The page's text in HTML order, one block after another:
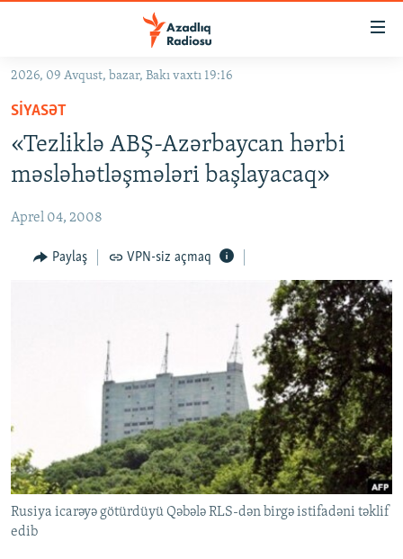
Əsas
qayıt
Əsas
naviqasiyaya
qayıt
Axtarışa
keç
GÜNDƏM
#İZAHLA
KORRUPSIOMETR
FƏRQƏ BAX
QANUNI DOĞRU
FOTOQALEREYA
KARIKATURA
AZƏRBAYCAN ƏDƏBIYYATI KITABXANASI
İSLAM VƏ DEMOKRATIYA
İZ - MƏDƏNIYYƏT PROQRAMI
HAQQIMIZDA
PEŞƏ ETIKASI VƏ JURNALISTIKA STANDARTLARIMIZ
MATERIALLARIMIZDAN ISTIFADƏ
AZADLIQRADIOSU MOBIL TELEFONUNUZDA
RFE/RL-in bütün saytları
2026, 09 Avqust, bazar, Bakı vaxtı 19:16
SIYASƏT
«Tezliklə ABŞ-Azərbaycan hərbi
məsləhətləşmələri başlayacaq»
Aprel 04, 2008
Paylaş VPN-siz açmaq
Rusiya icarəyə götürdüyü Qəbələ RLS-dən birgə istifadəni təklif
edib